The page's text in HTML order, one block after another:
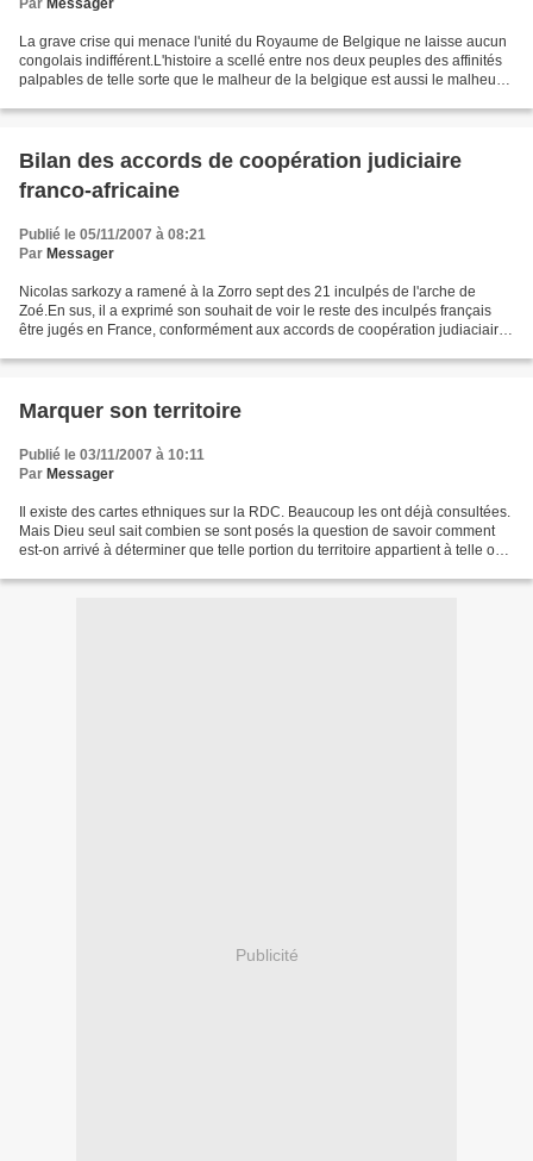
Par Messager
La grave crise qui menace l'unité du Royaume de Belgique ne laisse aucun
congolais indifférent.L'histoire a scellé entre nos deux peuples des affinités
palpables de telle sorte que le malheur de la belgique est aussi le malheur
Bilan des accords de coopération judiciaire
franco-africaine
Publié le 05/11/2007 à 08:21
Par Messager
Nicolas sarkozy a ramené à la Zorro sept des 21 inculpés de l'arche de
Zoé.En sus, il a exprimé son souhait de voir le reste des inculpés français
être jugés en France, conformément aux accords de coopération judiaciaire
Marquer son territoire
Publié le 03/11/2007 à 10:11
Par Messager
Il existe des cartes ethniques sur la RDC. Beaucoup les ont déjà consultées.
Mais Dieu seul sait combien se sont posés la question de savoir comment
est-on arrivé à déterminer que telle portion du territoire appartient à telle ou
Publicité